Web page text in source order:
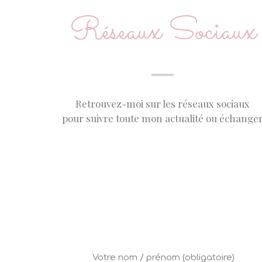
Réseaux Sociaux
Retrouvez-moi sur les réseaux sociaux
pour suivre toute mon actualité ou
Votre nom / prénom (obligatoire)